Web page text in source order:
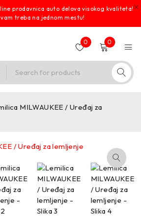
prodavnica auto delova visokog kvaliteta!
vam treba na jednom mestu!
0 0
MILWAUKEE / Uređaj za